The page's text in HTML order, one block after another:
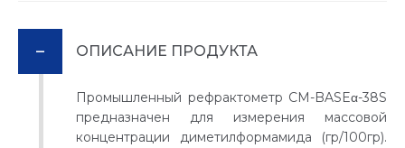
ОПИСАНИЕ ПРОДУКТА
Промышленный рефрактометр CM-BASEα-38S
предназначен для измерения массовой
концентрации диметилформамида (гр/100гр).